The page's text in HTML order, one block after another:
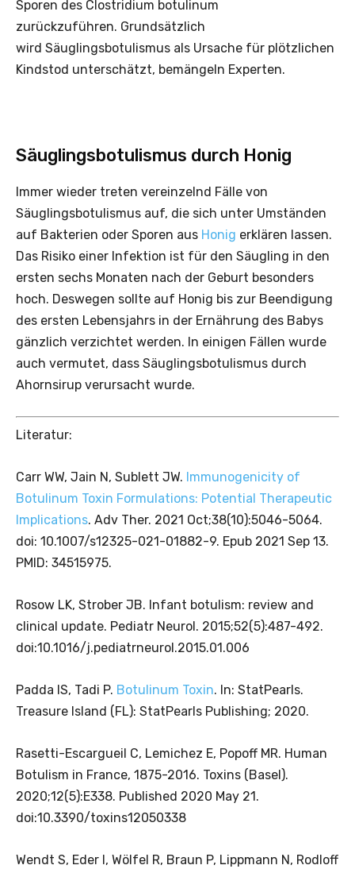
Sporen des Clostridium botulinum
zurückzuführen. Grundsätzlich
wird Säuglingsbotulismus als Ursache für plötzlichen
Kindstod unterschätzt, bemängeln Experten.
Säuglingsbotulismus durch Honig
Immer wieder treten vereinzelnd Fälle von
Säuglingsbotulismus auf, die sich unter Umständen
auf Bakterien oder Sporen aus Honig erklären lassen.
Das Risiko einer Infektion ist für den Säugling in den
ersten sechs Monaten nach der Geburt besonders
hoch. Deswegen sollte auf Honig bis zur Beendigung
des ersten Lebensjahrs in der Ernährung des Babys
gänzlich verzichtet werden. In einigen Fällen wurde
auch vermutet, dass Säuglingsbotulismus durch
Ahornsirup verursacht wurde.
Literatur:
Carr WW, Jain N, Sublett JW. Immunogenicity of
Botulinum Toxin Formulations: Potential Therapeutic
Implications. Adv Ther. 2021 Oct;38(10):5046-5064.
doi: 10.1007/s12325-021-01882-9. Epub 2021 Sep 13.
PMID: 34515975.
Rosow LK, Strober JB. Infant botulism: review and
clinical update. Pediatr Neurol. 2015;52(5):487-492.
doi:10.1016/j.pediatrneurol.2015.01.006
Padda IS, Tadi P. Botulinum Toxin. In: StatPearls.
Treasure Island (FL): StatPearls Publishing; 2020.
Rasetti-Escargueil C, Lemichez E, Popoff MR. Human
Botulism in France, 1875-2016. Toxins (Basel).
2020;12(5):E338. Published 2020 May 21.
doi:10.3390/toxins12050338
Wendt S, Eder I, Wölfel R, Braun P, Lippmann N, Rodloff